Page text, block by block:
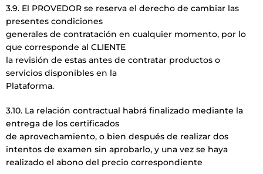
3.9. El PROVEDOR se reserva el derecho de cambiar las
presentes condiciones
generales de contratación en cualquier momento, por lo
que corresponde al CLIENTE
la revisión de estas antes de contratar productos o
servicios disponibles en la
Plataforma.
3.10. La relación contractual habrá finalizado mediante la
entrega de los certificados
de aprovechamiento, o bien después de realizar dos
intentos de examen sin aprobarlo, y una vez se haya
realizado el abono del precio correspondiente